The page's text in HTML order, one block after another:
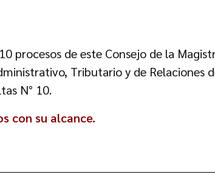
procesos de este Consejo de la
Tributario y de Relaciones
N° 10.
con su alcance.